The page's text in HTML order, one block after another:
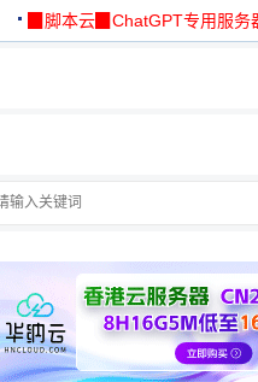
▉脚本云▉ChatGPT专用服务